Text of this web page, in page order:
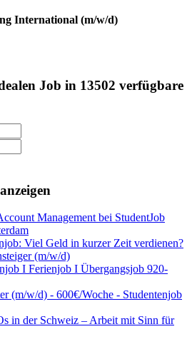
International (m/w/d)
Job in 13502 verfügbare
Management bei StudentJob
Viel Geld in kurzer Zeit verdienen?
(m/w/d)
I Ferienjob I Übergangsjob 920-
(m/w/d) - 600€/Woche - Studentenjob
in der Schweiz – Arbeit mit Sinn für